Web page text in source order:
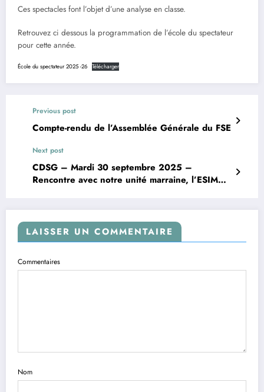
Ces spectacles font l’objet d’une analyse en classe.
Retrouvez ci dessous la programmation de l’école du spectateur
pour cette année.
École du spectateur 2025 -26 Télécharger
Previous post
Compte-rendu de l’Assemblée Générale du FSE
Next post
CDSG – Mardi 30 septembre 2025 –
Rencontre avec notre unité marraine, l’ESIMA
LAISSER UN COMMENTAIRE
Commentaires
Nom